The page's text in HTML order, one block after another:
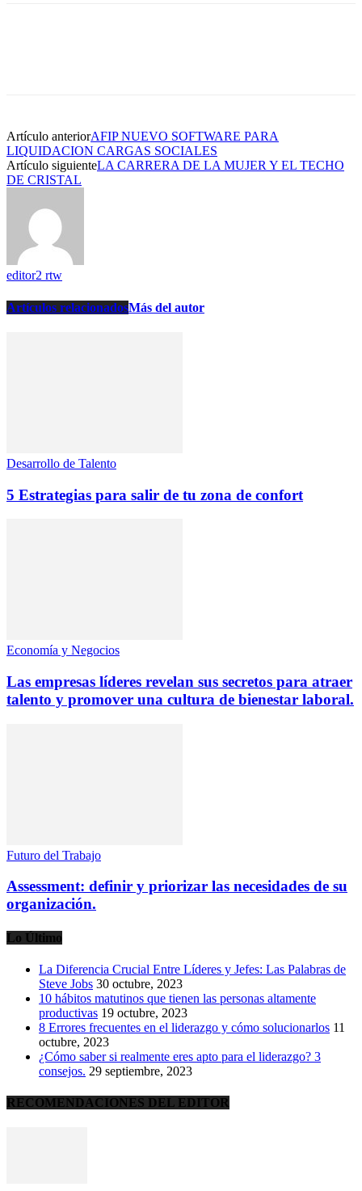
Artículo anteriorAFIP NUEVO SOFTWARE PARA
LIQUIDACION CARGAS SOCIALES
Artículo siguienteLA CARRERA DE LA MUJER Y EL TECHO
DE CRISTAL
editor2 rtw
Artículos relacionadosMás del autor
Desarrollo de Talento
5 Estrategias para salir de tu zona de confort
Economía y Negocios
Las empresas líderes revelan sus secretos para atraer
talento y promover una cultura de bienestar laboral.
Futuro del Trabajo
Assessment: definir y priorizar las necesidades de su
organización.
Lo Último
La Diferencia Crucial Entre Líderes y Jefes: Las Palabras de
Steve Jobs 30 octubre, 2023
10 hábitos matutinos que tienen las personas altamente
productivas 19 octubre, 2023
8 Errores frecuentes en el liderazgo y cómo solucionarlos 11
octubre, 2023
¿Cómo saber si realmente eres apto para el liderazgo? 3
consejos. 29 septiembre, 2023
RECOMENDACIONES DEL EDITOR